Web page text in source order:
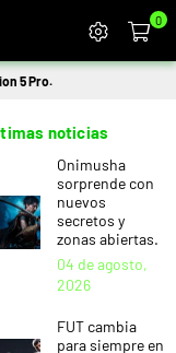
0
5 Pro.
noticias
Onimusha
sorprende con
nuevos
secretos y
zonas abiertas.
04 de agosto,
2026
FUT cambia
para siempre en